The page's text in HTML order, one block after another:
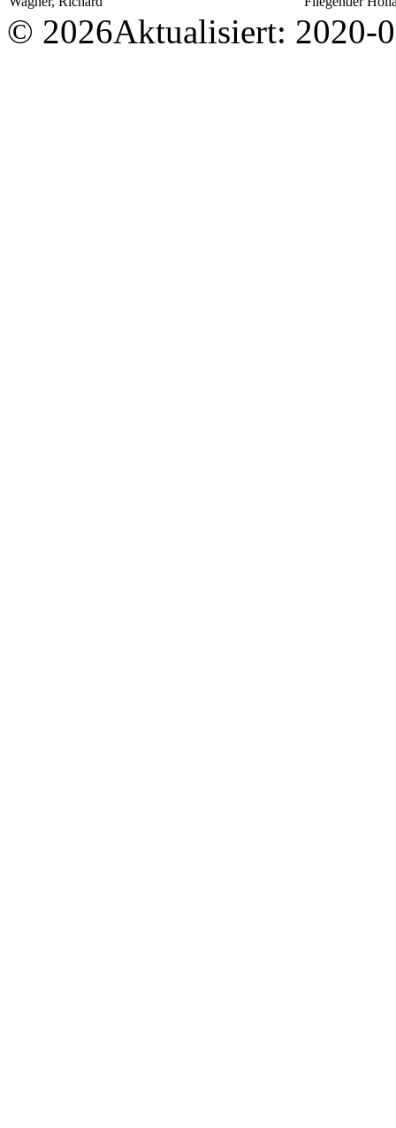
© 2026Aktualisiert: 2020-